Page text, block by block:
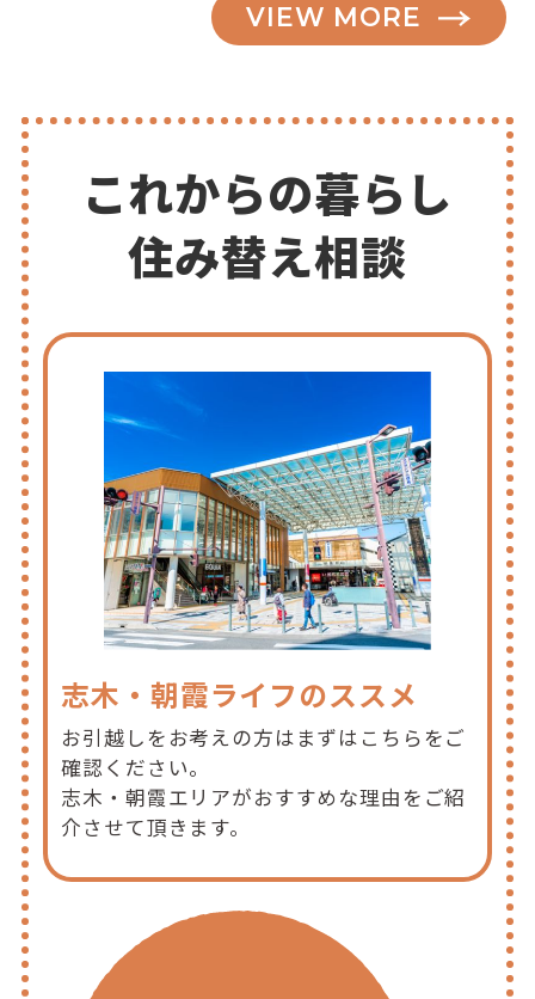
リ！！
図
書
館
の
ヒ・
ミ・
ツ
♪”
の
VIEW MORE
これからの暮らし
住み替え相談
志木・朝霞ライフのススメ
お引越しをお考えの方はまずはこちらをご
確認ください。
志木・朝霞エリアがおすすめな理由をご紹
介させて頂きます。